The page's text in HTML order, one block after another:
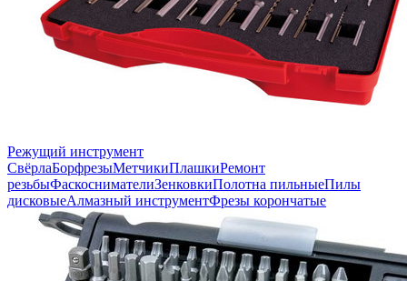
Режущий инструмент
СвёрлаБорфрезыМетчикиПлашкиРемонт
резьбыФаскоснимателиЗенковкиПолотна пильныеПилы
дисковыеАлмазный инструментФрезы корончатые